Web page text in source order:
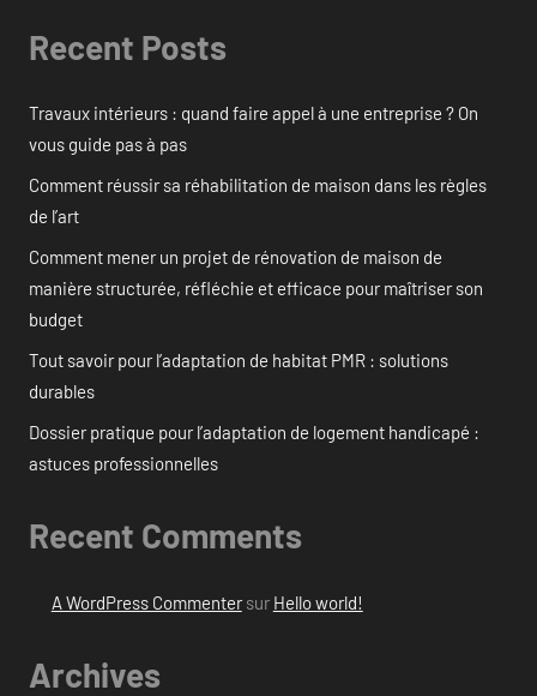
Recent Posts
Travaux intérieurs : quand faire appel à une entreprise ? On
vous guide pas à pas
Comment réussir sa réhabilitation de maison dans les règles
de l’art
Comment mener un projet de rénovation de maison de
manière structurée, réfléchie et efficace pour maîtriser son
budget
Tout savoir pour l’adaptation de habitat PMR : solutions
durables
Dossier pratique pour l’adaptation de logement handicapé :
astuces professionnelles
Recent Comments
A WordPress Commentersur Hello world!
Archives